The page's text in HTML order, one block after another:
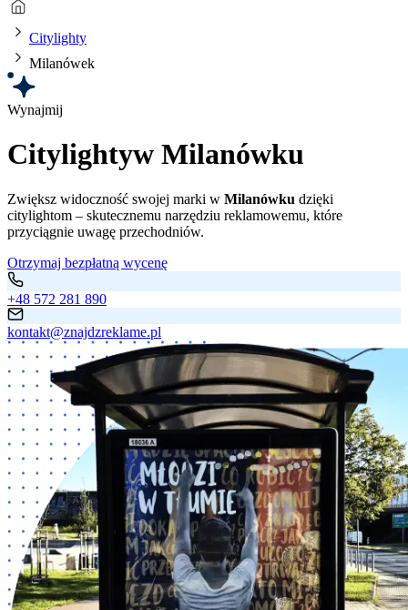
Citylighty
Milanówek
Wynajmij
Citylightyw Milanówku
Zwiększ widoczność swojej marki w Milanówku dzięki
citylightom – skutecznemu narzędziu reklamowemu, które
przyciągnie uwagę przechodniów.
Otrzymaj bezpłatną wycenę
+48 572 281 890
kontakt@znajdzreklame.pl